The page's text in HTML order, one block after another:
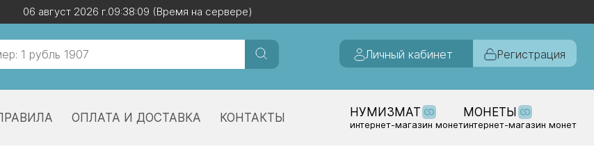
06 август 2026 г.09:38:10(Время на сервере)
Личный кабинет Регистрация
ОПЛАТА И ДОСТАВКА КОНТАКТЫ НУМИЗМАТ
интернет-магазин монет
МОНЕТЫ
интернет-магазин монет
06 август 2026 г.09:38:10(Время на сервере)